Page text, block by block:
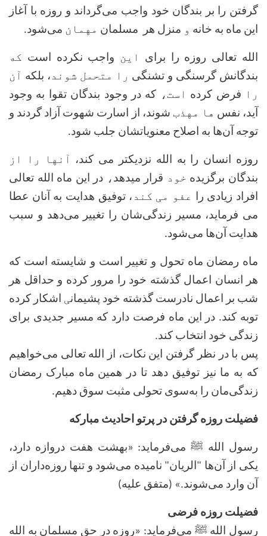
گرفتن را بر بندگان خود واجب می‌گرداند و روزه با آغاز
این ماه به خانه‌ و ‌منزل هر مسلمان مهمان می‌شود.
الله تعالی روزه را برای این واجب نکرده است که
بندگانش گرسنگی و تشنگی را متحمل شوند، بلکه آن
را فرض کرده است،
که در وجود بندگان تقوا به وجود
آید، نفس ها مهذب شوند، از اسارت شهوت‌ آزاد گردند و
توجه آن‌ها به اصلاح معنویاتشان جلب شود.
روزه انسان را به الله نزدیکتر می کند،
آنها را از
بندگان برگزیده خود قرار میدهد ، در این ماه الله تعالی
افراد زیادی را عفو می کند ، توفیق هدایت به آنان عطا
می فرماید، مسیر زندگی‌شان را تغییر می‌دهد و سبب
هدایت آن‌ها می‌شود.
ماه رمضان ماه تحول و تغییر است و شایسته است که
هر انسان اعمال گذشته خود را مرور کرده و حداقل هر
شب بر اعمال نادرست گذشته خود پشیمانی اشکار کرده
توبه کند. در این ماه فرصت دارد که مسیر جدیدی برای
زندگی خود انتخاب کند.
پس با در نظر گرفتن این نکات، از الله تعالی می‌خواهیم
که به ما نیز توفیق دهد تا در همین ماه مبارک رمضان
زندگی‌مان را به‌سوی تحولی مثبت سوق دهیم.
فضیلت روزه گرفتن در پرتو احادیث مبارکه
رسول الله ﷺ می‌فرماید: «بهشت هفت دروازه دارد،
یکی از آن‌ها "الریان" نامیده می‌شود و تنها روزه‌داران از
آن وارد می‌شوند.» (متفق علیه)
فضیلت روزه فرضی
رسول الله ﷺ می‌فرماید: «روزه در حق مسلمان به الله